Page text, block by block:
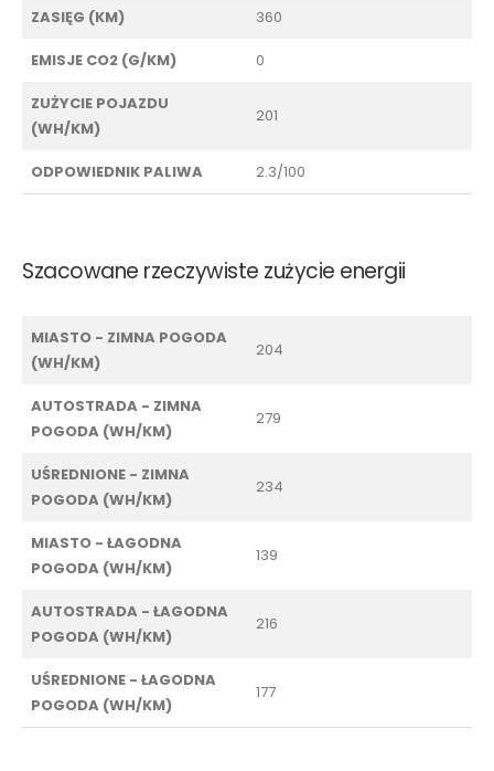
ZASIĘG (KM) 360
EMISJE CO2 (G/KM) 0
ZUŻYCIE POJAZDU
(WH/KM)
201
ODPOWIEDNIK PALIWA 2.3/100
Szacowane rzeczywiste zużycie energii
MIASTO - ZIMNA POGODA
(WH/KM)
204
AUTOSTRADA - ZIMNA
POGODA (WH/KM)
279
UŚREDNIONE - ZIMNA
POGODA (WH/KM)
234
MIASTO - ŁAGODNA
POGODA (WH/KM)
139
AUTOSTRADA - ŁAGODNA
POGODA (WH/KM)
216
UŚREDNIONE - ŁAGODNA
POGODA (WH/KM)
177